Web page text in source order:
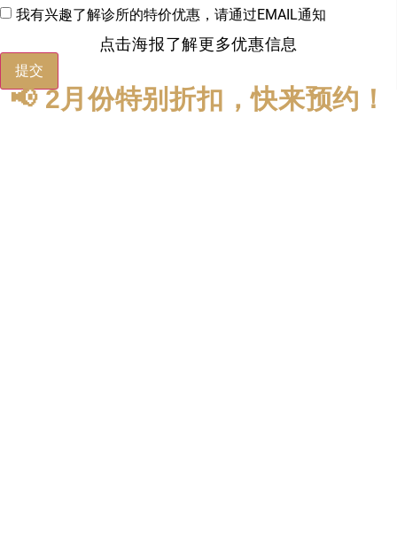
我有兴趣了解诊所的特价优惠，请通过EMAIL通知
提交
📢 2月份特别折扣，快来预约！
点击海报了解更多优惠信息